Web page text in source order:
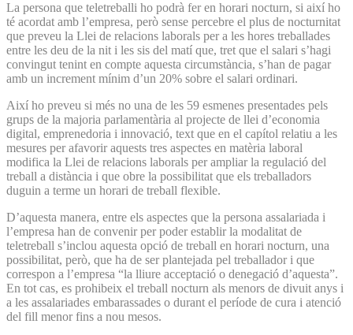
La persona que teletreballi ho podrà fer en horari nocturn, si així ho
té acordat amb l’empresa, però sense percebre el plus de nocturnitat
que preveu la Llei de relacions laborals per a les hores treballades
entre les deu de la nit i les sis del matí que, tret que el salari s’hagi
convingut tenint en compte aquesta circumstància, s’han de pagar
amb un increment mínim d’un 20% sobre el salari ordinari.
Així ho preveu si més no una de les 59 esmenes presentades pels
grups de la majoria parlamentària al projecte de llei d’economia
digital, emprenedoria i innovació, text que en el capítol relatiu a les
mesures per afavorir aquests tres aspectes en matèria laboral
modifica la Llei de relacions laborals per ampliar la regulació del
treball a distància i que obre la possibilitat que els treballadors
duguin a terme un horari de treball flexible.
D’aquesta manera, entre els aspectes que la persona assalariada i
l’empresa han de convenir per poder establir la modalitat de
teletreball s’inclou aquesta opció de treball en horari nocturn, una
possibilitat, però, que ha de ser plantejada pel treballador i que
correspon a l’empresa “la lliure acceptació o denegació d’aquesta”.
En tot cas, es prohibeix el treball nocturn als menors de divuit anys i
a les assalariades embarassades o durant el període de cura i atenció
del fill menor fins a nou mesos.